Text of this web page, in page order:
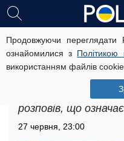
Продовжуючи переглядати
ознайомилися з Політикою
використанням файлів cookie.
Бунт
початком
здається..."
Російський
розповів, що
27 червня, 23:00